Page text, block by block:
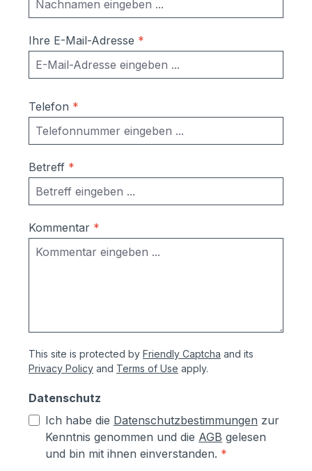
Ihre E-Mail-Adresse *
Telefon *
Betreff *
Kommentar *
This site is protected by Friendly Captcha and its
Privacy Policy and Terms of Use apply.
Datenschutz
Ich habe die Datenschutzbestimmungen zur
Kenntnis genommen und die AGB gelesen
und bin mit ihnen einverstanden. *